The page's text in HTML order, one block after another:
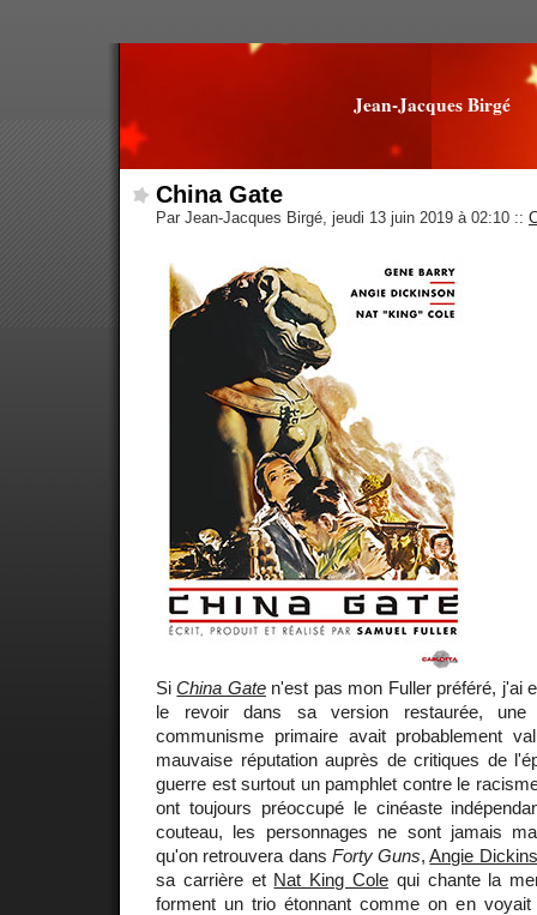
Jean-Jacques Birgé
China Gate
Par Jean-Jacques Birgé, jeudi 13 juin 2019 à 02:10 ::
SiChina Gaten'est pas mon Fuller préféré, j'ai
le revoir dans sa version restaurée,
communisme primaire avait probablement
mauvaise réputation auprès de critiques de
guerre est surtout un pamphlet contre le
ont toujours préoccupé le cinéaste
couteau, les personnages ne sont jamais
qu'on retrouvera dans Forty Guns,Angie
sa carrière et Nat King Cole qui chante la
forment un trio étonnant comme on en